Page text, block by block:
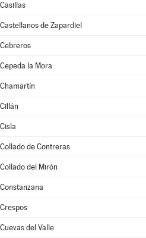
Casillas
Castellanos de Zapardiel
Cebreros
Cepeda la Mora
Chamartín
Cillán
Cisla
Collado de Contreras
Collado del Mirón
Constanzana
Crespos
Cuevas del Valle